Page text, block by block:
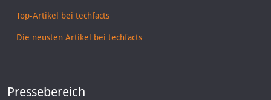
Top-Artikel bei techfacts
Die neusten Artikel bei techfacts
Pressebereich